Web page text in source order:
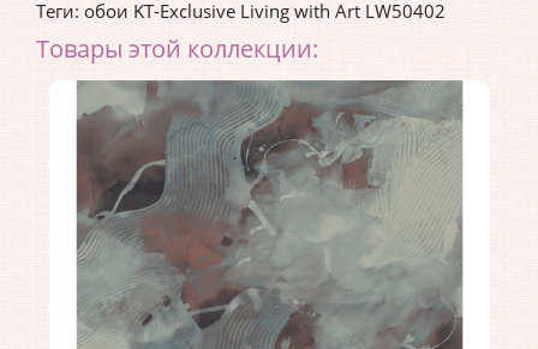
Теги: обои KT-Exclusive Living with Art LW50402
Товары этой коллекции: